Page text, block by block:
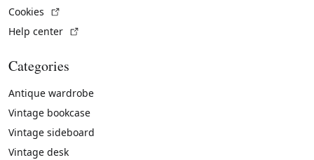
Cookies
Help center
Categories
Antique wardrobe
Vintage bookcase
Vintage sideboard
Vintage desk